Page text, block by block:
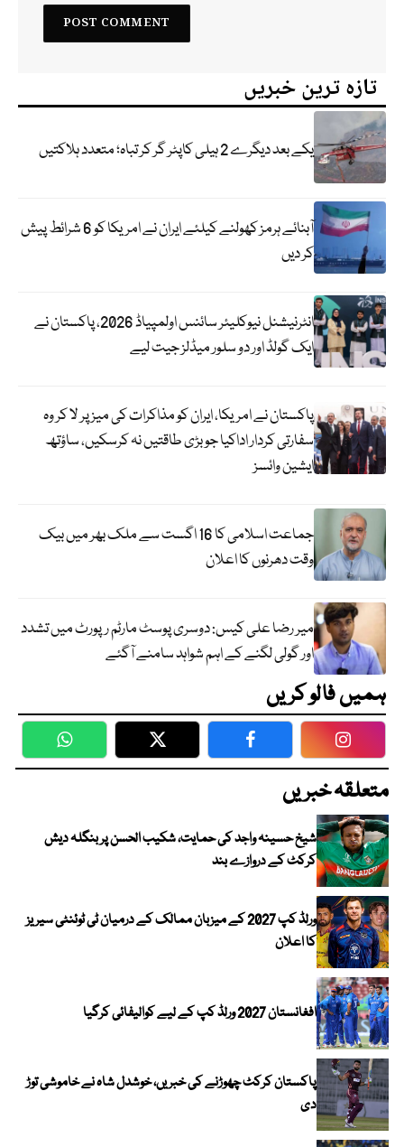
تازہ ترین خبریں
یکے بعد دیگرے 2 ہیلی کاپٹر گر کر تباہ؛ متعدد ہلاکتیں
آبنائے ہرمز کھولنے کیلئے ایران نے امریکا کو 6 شرائط پیش
کر دیں
انٹرنیشنل نیوکلیئر سائنس اولمپیاڈ 2026، پاکستان نے
ایک گولڈ اور دو سلور میڈلز جیت لیے
پاکستان نے امریکا، ایران کو مذاکرات کی میز پر لا کر وہ
سفارتی کردار اداکیا جو بڑی طاقتیں نہ کرسکیں، ساؤتھ
ایشین وائسز
جماعت اسلامی کا 16 اگست سے ملک بھر میں بیک
وقت دھرنوں کا اعلان
میر رضا علی کیس: دوسری پوسٹ مارٹم رپورٹ میں تشدد
اور گولی لگنے کے اہم شواہد سامنے آگئے
ہمیں فالو کریں
WhatsApp Twitter Facebook
متعلقہ خبریں
شیخ حسینہ واجد کی حمایت، شکیب الحسن پر بنگلہ دیش
کرکٹ کے دروازے بند
ورلڈ کپ 2027 کے میزبان ممالک کے درمیان ٹی ٹوئنٹی سیریز
کا اعلان
افغانستان 2027 ورلڈ کپ کے لیے کوالیفائی کرگیا
پاکستان کرکٹ چھوڑنے کی خبریں، خوشدل شاہ نے خاموشی توڑ
دی